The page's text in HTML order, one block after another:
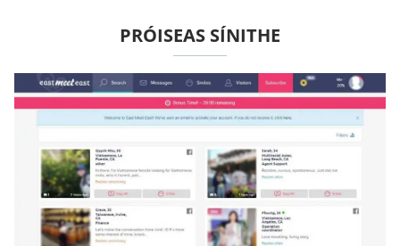
PRÓISEAS SÍNITHE